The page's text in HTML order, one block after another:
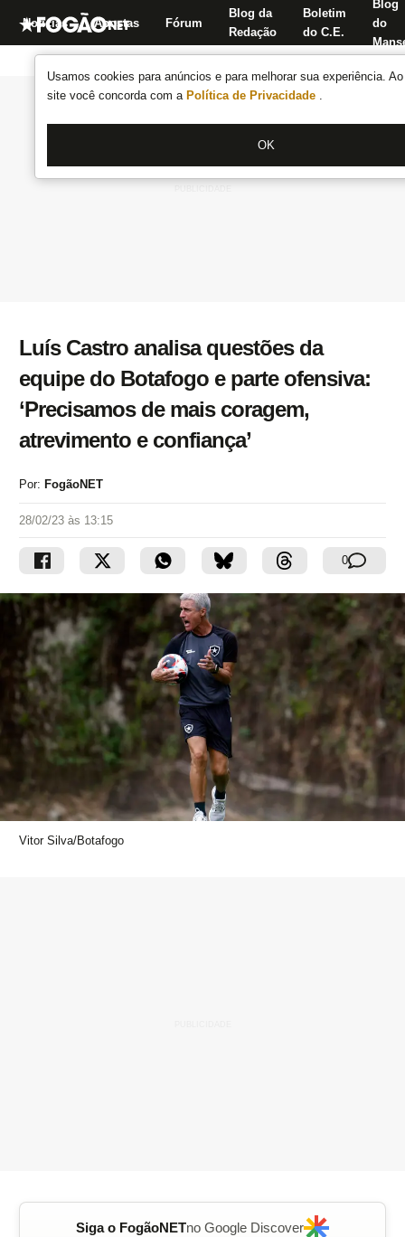
Usamos cookies para anúncios e para melhorar sua experiência.
site você concorda com a Política de Privacidade .
OK
Notícias Apostas Fórum
Blog da
Redação
Boletim
do C.E.
Blog
do
Luís Castro analisa questões da
equipe do Botafogo e parte ofensiva:
‘Precisamos de mais coragem,
atrevimento e confiança’
Por: FogãoNET
28/02/23 às 13:15
0
Vitor Silva/Botafogo
Siga o FogãoNETno Google Discover